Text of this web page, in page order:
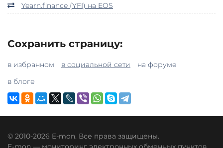
Yearn.finance (YFI) на EOS
Сохранить страницу:
в избранном в социальной сети
на форуме
в блоге
© 2010-2026 E-mon. Все права защищены.